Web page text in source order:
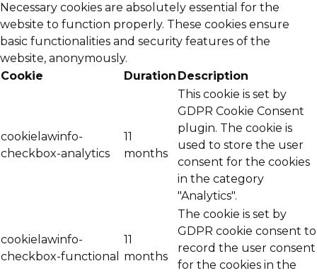
Necessary cookies are absolutely essential for the
website to function properly. These cookies ensure
basic functionalities and security features of the
website, anonymously.
Cookie
Duration Description
cookielawinfo-
checkbox-analytics
11
months
This cookie is set by
GDPR Cookie Consent
plugin. The cookie is
used to store the user
consent for the cookies
in the category
"Analytics".
cookielawinfo-
checkbox-functional
11
months
The cookie is set by
GDPR cookie consent to
record the user consent
for the cookies in the